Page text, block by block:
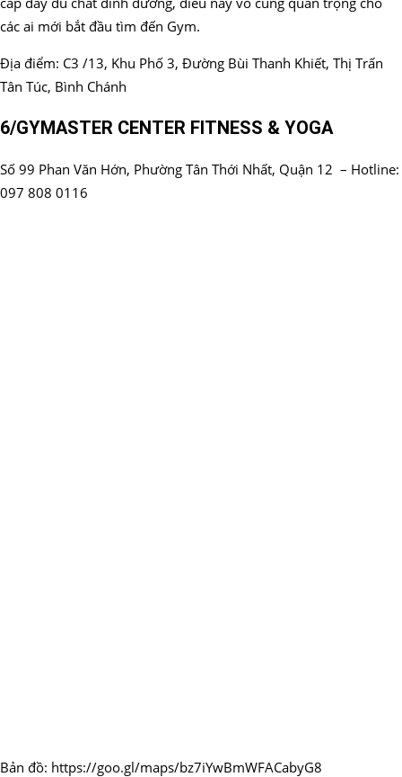
các ai mới bắt đầu tìm đến Gym.
Địa điểm: C3 /13, Khu Phố 3, Đường Bùi Thanh Khiết, Thị Trấn
Tân Túc, Bình Chánh
6/GYMASTER CENTER FITNESS & YOGA
Số 99 Phan Văn Hớn, Phường Tân Thới Nhất, Quận 12 – Hotline:
097 808 0116
Bản đồ: https://goo.gl/maps/bz7iYwBmWFACabyG8